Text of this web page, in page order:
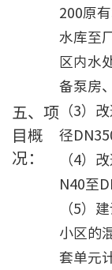
五、项
目概
况：
200原
水库至
区内水
备泵房
（3）
径
（4）
N40至
（5）
小区的
套单元